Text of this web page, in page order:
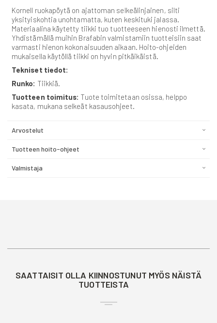
Kornell ruokapöytä on ajattoman selkeälinjainen, silti
yksityiskohtia unohtamatta, kuten keskituki jalassa.
Materiaalina käytetty tiikki tuo tuotteeseen hienosti ilmettä.
Yhdistämällä muihin Brafabin valmistamiin tuotteisiin saat
varmasti hienon kokonaisuuden aikaan. Hoito-ohjeiden
mukaisella käytöllä tiikki on hyvin pitkäikäistä.
Tekniset tiedot:
Runko: Tiikkiä.
Tuotteen toimitus: Tuote toimitetaan osissa, helppo
kasata, mukana selkeät kasausohjeet.
Arvostelut
Tuotteen hoito-ohjeet
Valmistaja
SAATTAISIT OLLA KIINNOSTUNUT MYÖS NÄISTÄ
TUOTTEISTA